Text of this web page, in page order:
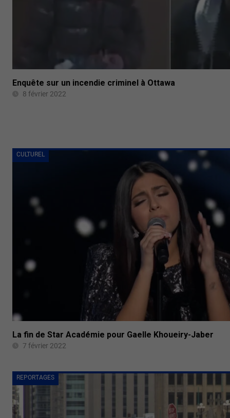
Enquête sur un incendie criminel à Ottawa
8 février 2022
CULTUREL
La fin de Star Académie pour Gaelle Khoueiry-Jaber
7 février 2022
REPORTAGES